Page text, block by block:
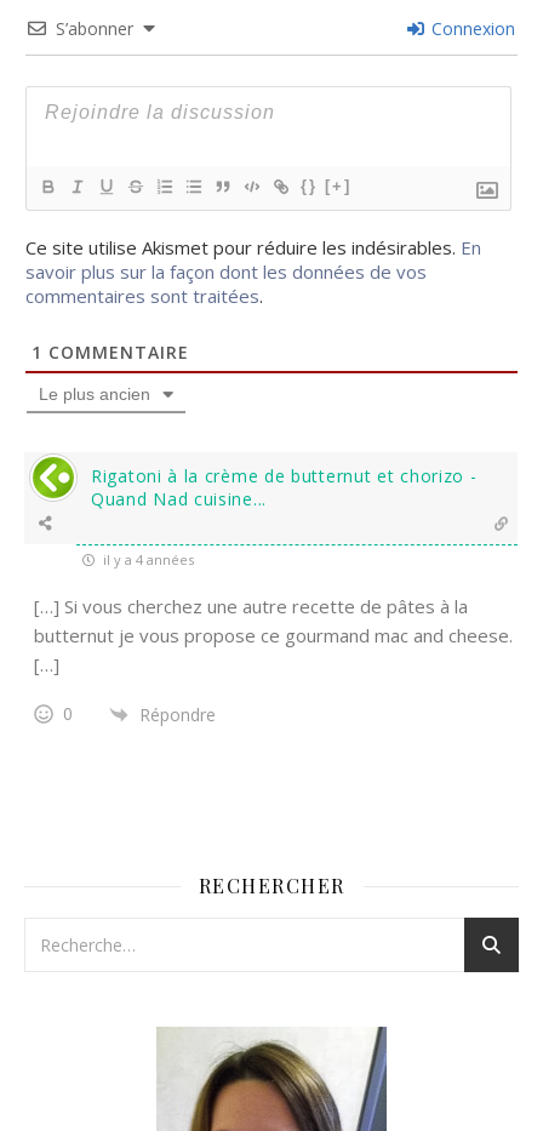
S’abonner Connexion
{} [+]
Ce site utilise Akismet pour réduire les indésirables. En
savoir plus sur la façon dont les données de vos
commentaires sont traitées.
1 COMMENTAIRE
Le plus ancien
Rigatoni à la crème de butternut et chorizo -
Quand Nad cuisine...
il y a 4 années
[…] Si vous cherchez une autre recette de pâtes à la
butternut je vous propose ce gourmand mac and cheese.
[…]
0 Répondre
RECHERCHER